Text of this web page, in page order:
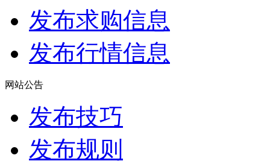
发布求购信息
发布行情信息
网站公告
发布技巧
发布规则